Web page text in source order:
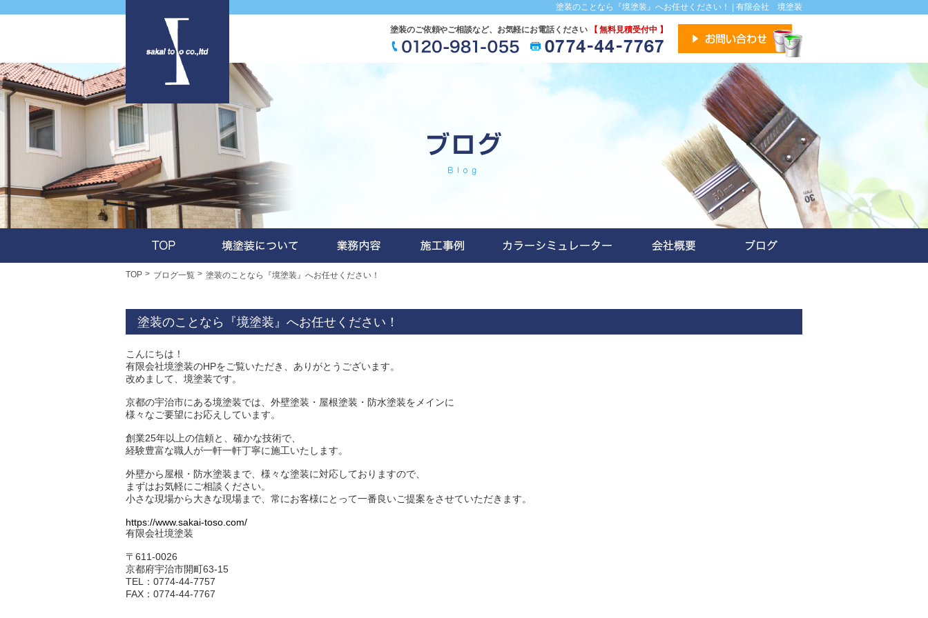
塗装のことなら『境塗装』へお任せください！ | 有限会社 境塗装
塗装のご依頼やご相談など、お気軽にお電話ください 【 無料見積受付中 】
TOP ブログ一覧 塗装のことなら『境塗装』へお任せください！
塗装のことなら『境塗装』へお任せください！
こんにちは！
有限会社境塗装のHPをご覧いただき、ありがとうございます。
改めまして、境塗装です。
京都の宇治市にある境塗装では、外壁塗装・屋根塗装・防水塗装をメインに
様々なご要望にお応えしています。
創業25年以上の信頼と、確かな技術で、
経験豊富な職人が一軒一軒丁寧に施工いたします。
外壁から屋根・防水塗装まで、様々な塗装に対応しておりますので、
まずはお気軽にご相談ください。
小さな現場から大きな現場まで、常にお客様にとって一番良いご提案をさせていただきます。
https://www.sakai-toso.com/
有限会社境塗装
〒611-0026
京都府宇治市開町63-15
TEL：0774-44-7757
FAX：0774-44-7767